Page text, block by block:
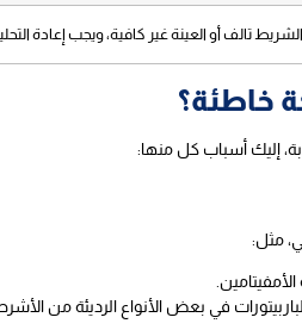
تالف أو العينة غير كافية، ويجب إعادة
خاطئة؟
إليك أسباب كل منها:
مثل:
في بعض الأنواع الرديئة من